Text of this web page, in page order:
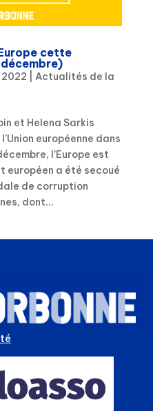
cette
décembre)
2022
Actualités de la
et Helena Sarkis
européenne dans
l’Europe est
européen a été secoué
de corruption
dont...